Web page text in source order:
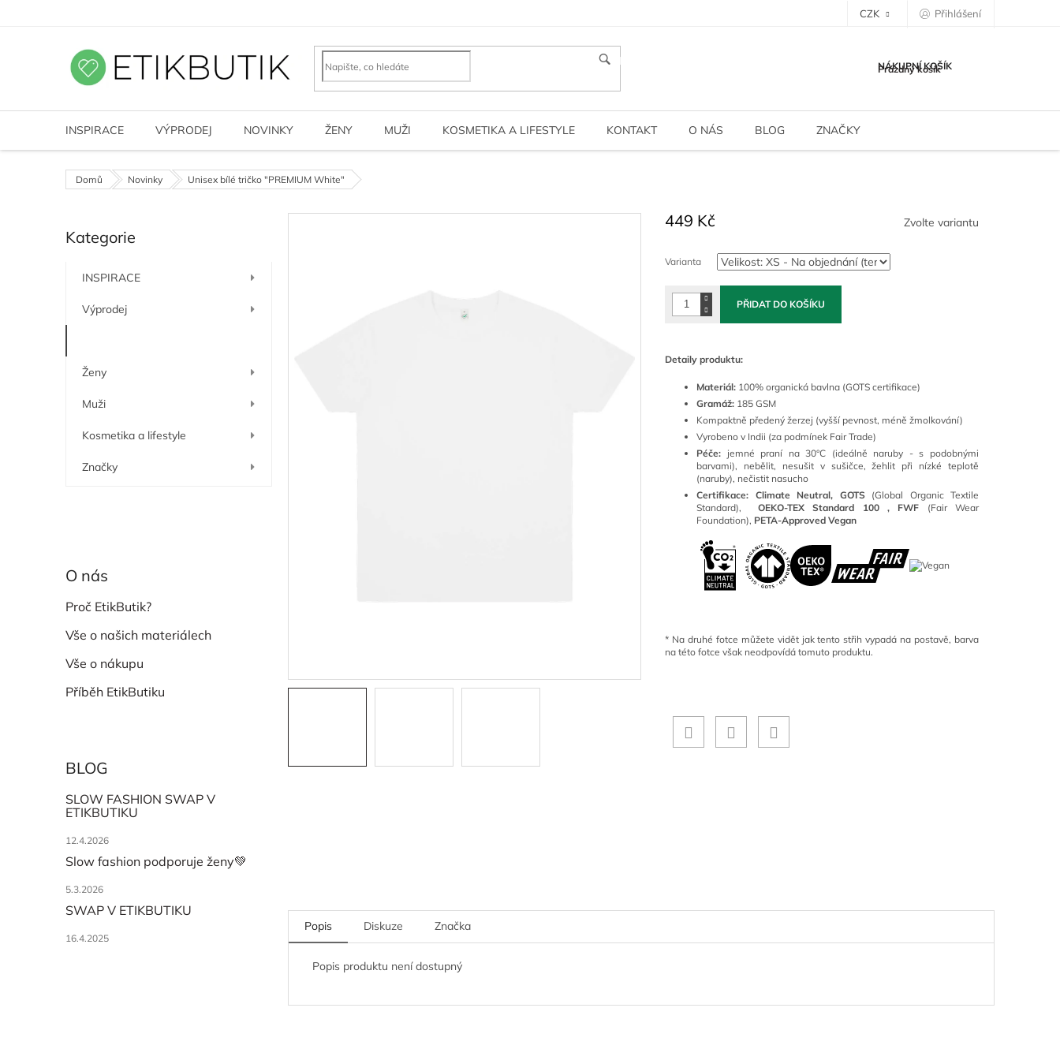
CZK Přihlášení
HLEDAT NÁKUPNÍ KOŠÍK
Prázdný košík
INSPIRACE VÝPRODEJ NOVINKY ŽENY MUŽI KOSMETIKA A LIFESTYLE KONTAKT O NÁS BLOG ZNAČKY
Domů Novinky Unisex bílé tričko "PREMIUM White"
o
n
í
Přeskočit
kategorie
Kategorie
INSPIRACE
Výprodej
Ženy
Muži
Kosmetika a lifestyle
Značky
O nás
Proč EtikButik?
Vše o našich materiálech
Vše o nákupu
Příběh EtikButiku
BLOG
SLOW FASHION SWAP V
ETIKBUTIKU
12.4.2026
Slow fashion podporuje ženy💚
5.3.2026
SWAP V ETIKBUTIKU
16.4.2025
449 Kč
cena:
Zvolte variantu
Varianta
PŘIDAT DO KOŠÍKU
Detaily produktu:
Materiál: 100% organická bavlna (GOTS certifikace)
Gramáž: 185 GSM
Kompaktně předený žerzej (vyšší pevnost, méně žmolkování)
Vyrobeno v Indii (za podmínek Fair Trade)
Péče: jemné praní na 30°C (ideálně naruby - s podobnými
barvami), nebělit, nesušit v sušičce, žehlit při nízké teplotě
(naruby), nečistit nasucho
Certifikace: Climate Neutral, GOTS(Global Organic Textile
Standard),
OEKO-TEX Standard 100 , FWF (Fair Wear
Foundation), PETA-Approved Vegan
* Na druhé fotce můžete vidět jak tento střih vypadá na postavě, barva
na této fotce však neodpovídá tomuto produktu.
Popis Diskuze Značka
Popis produktu není dostupný